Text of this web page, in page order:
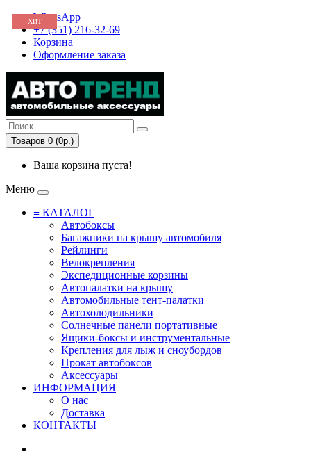
WhatsApp
+7 (351) 216-32-69
Корзина
Оформление заказа
Товаров 0 (0р.)
Ваша корзина пуста!
Меню
≡ КАТАЛОГ
Автобоксы
Багажники на крышу автомобиля
Рейлинги
Велокрепления
Экспедиционные корзины
Автопалатки на крышу
Автомобильные тент-палатки
Автохолодильники
Солнечные панели портативные
Ящики-боксы и инструментальные
Крепления для лыж и сноубордов
Прокат автобоксов
Аксессуары
ИНФОРМАЦИЯ
О нас
Доставка
КОНТАКТЫ
ХИТ
ХИТ